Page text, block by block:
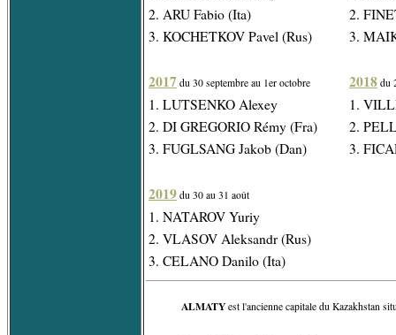
2. ARU Fabio (Ita)
3. KOCHETKOV Pavel (Rus)
2017 du 30 septembre au 1er octobre
1. LUTSENKO Alexey
2. DI GREGORIO Rémy (Fra)
3. FUGLSANG Jakob (Dan)
2019 du 30 au 31 août
1. NATAROV Yuriy
2. VLASOV Aleksandr (Rus)
3. CELANO Danilo (Ita)
2.
3.
2018 du
1.
2.
3.
ALMATY est l'ancienne capitale du Kazakhstan